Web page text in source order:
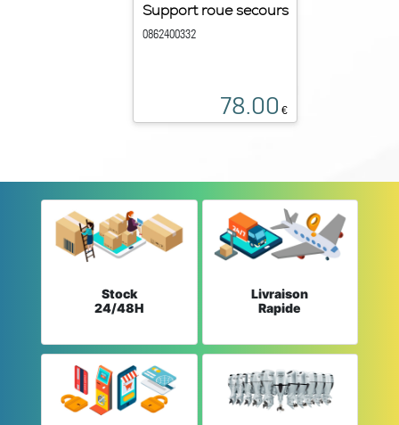
Support roue secours
0862400332
78.00 €
Stock
24/48H
Livraison
Rapide